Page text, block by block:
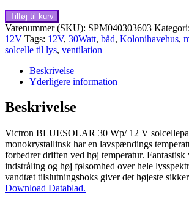
Victron
BLUESOLAR
30Wp/12V
solcellepanel,
380x450mm
antal
Tilføj til kurv
Varenummer (SKU): SPM040303603 Kategori:
12V Tags: 12V, 30Watt, båd, Kolonihavehus,
solcelle til lys, ventilation
Beskrivelse
Yderligere information
Beskrivelse
Victron BLUESOLAR 30 Wp/ 12 V
monokrystallinsk har en lavspændings
forbedrer driften ved høj temperatur. Fantastisk
indstråling og høj følsomhed over hele
vandtæt tilslutningsboks giver det højeste
Download Datablad.